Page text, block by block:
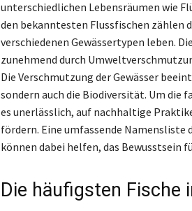
unterschiedlichen Lebensräumen wie
den bekanntesten Flussfischen zählen
verschiedenen Gewässertypen leben.
zunehmend durch
Die Verschmutzung der Gewässer
sondern auch die Biodiversität. Um die
es unerlässlich, auf nachhaltige
fördern. Eine umfassende Namensliste
können dabei helfen, das Bewusstsein
Die häufigsten Fische